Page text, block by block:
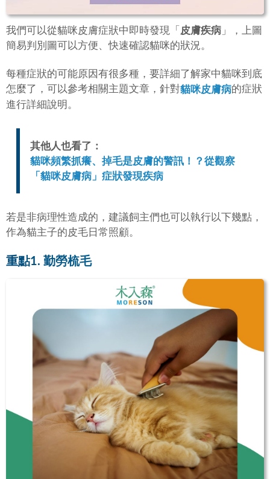
我們可以從貓咪皮膚症狀中即時發現「 皮膚疾病 」，上圖
簡易判別圖可以方便、快速確認貓咪的狀況。
每種症狀的可能原因有很多種，要詳細了解家中貓咪到底
怎麼了，可以參考相關主題文章，針對貓咪皮膚病的症狀
進行詳細說明。
其他人也看了：
貓咪頻繁抓癢、掉毛是皮膚的警訊！？從觀察
「 貓咪皮膚病」症狀發現疾病
若是非病理性造成的，建議飼主們也可以執行以下幾點，
作為貓主子的皮毛日常照顧。
重點1. 勤勞梳毛